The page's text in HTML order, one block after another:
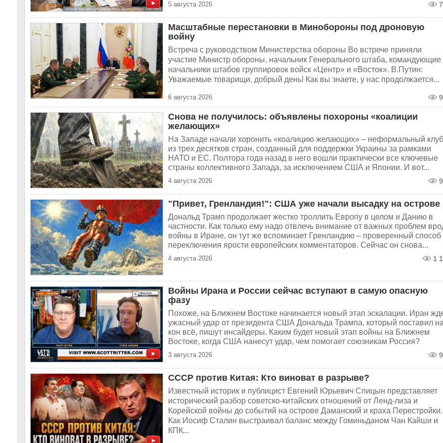
5 августа 2026
Масштабные перестановки в Минобороны под дроновую
войну
Встреча с руководством Министерства обороны Во встрече приняли
участие Министр обороны, начальник Генерального штаба, командующие
начальники штабов группировок войск «Центр» и «Восток». В.Путин:
Уважаемые товарищи, добрый день! Как вы знаете, у нас продолжается...
6 августа 2026
Снова не получилось: объявлены похороны «коалиции
желающих»
На Западе начали хоронить «коалицию желающих» – неформальный клуб
из трех десятков стран, созданный для поддержки Украины за рамками
НАТО и ЕС. Полтора года назад в него вошли практически все ключевые
страны коллективного Запада, за исключением США и Японии. И вот...
4 августа 2026
"Привет, Гренландия!": США уже начали высадку на острове
Дональд Трамп продолжает жестко троллить Европу в целом и Данию в
частности. Как только ему надо отвлечь внимание от важных проблем
войны в Иране, он тут же вспоминает Гренландию – проверенный способ
переключения ярости европейских комментаторов. Сейчас он снова...
4 августа 2026 1
Войны Ирана и России сейчас вступают в самую опасную
фазу
Похоже, на Ближнем Востоке начинается новый этап эскалации. Иран
ужасный удар от президента США Дональда Трампа, который поставил на
кон всё, пишут инсайдеры. Каким будет новый этап войны на Ближнем
Востоке, когда США нанесут удар, чем помогает союзникам Россия?
3 августа 2026
СССР против Китая: Кто виноват в разрыве?
Известный историк и публицист Евгений Юрьевич Спицын представляет
исторический разбор советско-китайских отношений от Ленд-лиза и
Корейской войны до событий на острове Даманский и краха Перестройки.
Как Иосиф Сталин выстраивал баланс между Гоминьданом Чан Кайши и
КПК...